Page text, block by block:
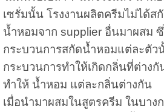
เซรั่มนั้น โรงงานผลิตครีมไม่ได้ส
น้ำหอมจาก supplier อื่นมาผสม
กระบวนการสกัดน้ำหอมแต่ละตัว
กระบวนการทำให้เกิดกลิ่นที่ต่าง
ทำให้ น้ำหอม แต่ละกลิ่นต่างกัน
เมื่อนำมาผสมในสูตรครีม ในบาง